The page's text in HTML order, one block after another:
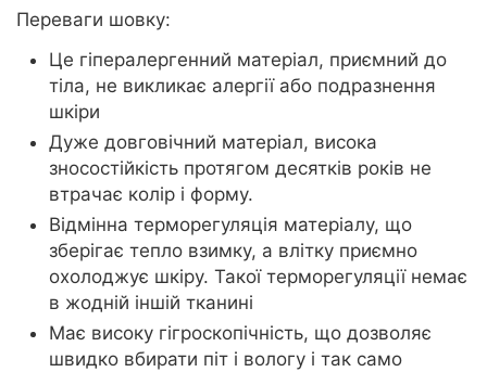
Переваги шовку:
Це гіпералергенний матеріал, приємний до
тіла, не викликає алергії або подразнення
шкіри
Дуже довговічний матеріал, висока
зносостійкість протягом десятків років не
втрачає колір і форму.
Відмінна терморегуляція матеріалу, що
зберігає тепло взимку, а влітку приємно
охолоджує шкіру. Такої терморегуляції немає
в жодній іншій тканині
Має високу гігроскопічність, що дозволяє
швидко вбирати піт і вологу і так само